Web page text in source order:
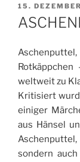
AM
15.
weltweit zu
Kritisiert
einiger
aus Hänsel
sondern